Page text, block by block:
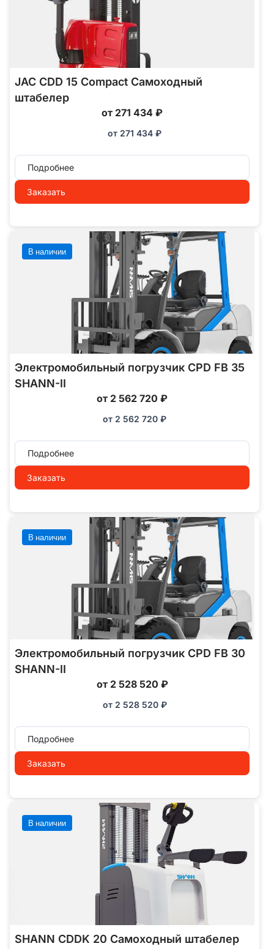
JAC CDD 15 Compact Самоходный
штабелер
от 271 434 ₽
от 271 434 ₽
Подробнее
Заказать
В наличии
Электромобильный погрузчик CPD FB 35
SHANN-II
от 2 562 720 ₽
от 2 562 720 ₽
Подробнее
Заказать
В наличии
Электромобильный погрузчик CPD FB 30
SHANN-II
от 2 528 520 ₽
от 2 528 520 ₽
Подробнее
Заказать
В наличии
SHANN CDDK 20 Самоходный штабелер